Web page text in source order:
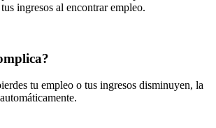
ingresos al encontrar empleo.
tu empleo o tus ingresos disminuyen, la